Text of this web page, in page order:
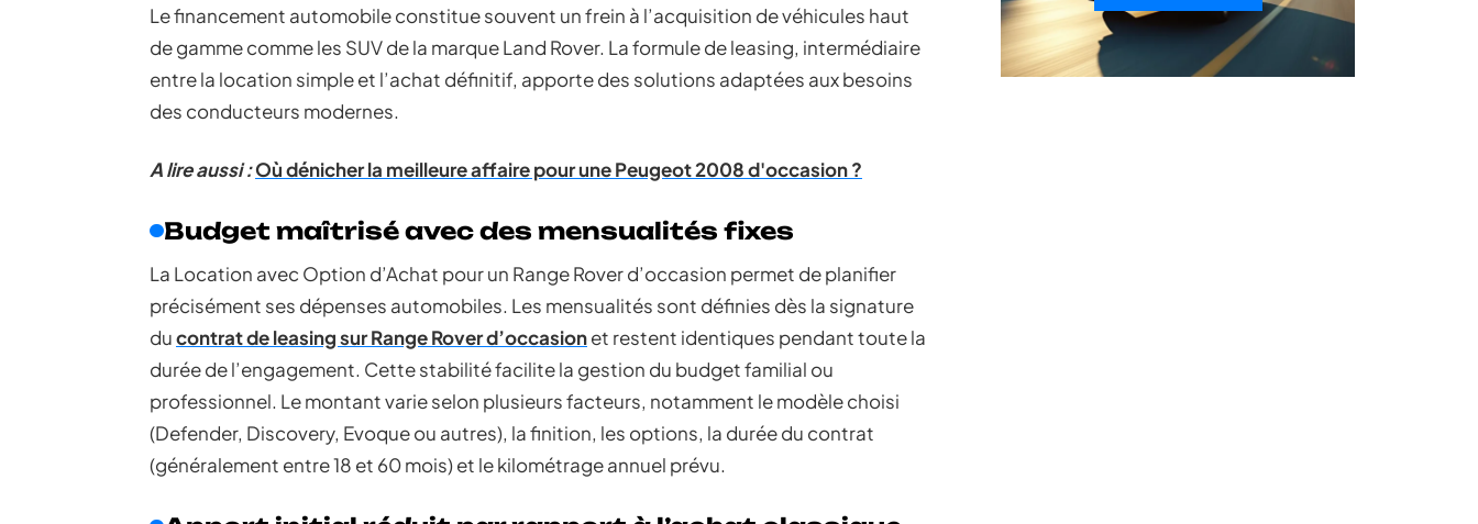
Le financement automobile constitue souvent un frein à l’acquisition de véhicules haut
de gamme comme les SUV de la marque Land Rover. La formule de leasing, intermédiaire
entre la location simple et l’achat définitif, apporte des solutions adaptées aux besoins
des conducteurs modernes.
A lire aussi :Où dénicher la meilleure affaire pour une Peugeot 2008 d'occasion ?
Budget maîtrisé avec des mensualités fixes
La Location avec Option d’Achat pour un Range Rover d’occasion permet de planifier
précisément ses dépenses automobiles. Les mensualités sont définies dès la signature
ducontrat de leasing sur Range Rover d’occasionet restent identiques pendant toute la
durée de l’engagement. Cette stabilité facilite la gestion du budget familial ou
professionnel. Le montant varie selon plusieurs facteurs, notamment le modèle choisi
(Defender, Discovery, Evoque ou autres), la finition, les options, la durée du contrat
(généralement entre 18 et 60 mois) et le kilométrage annuel prévu.